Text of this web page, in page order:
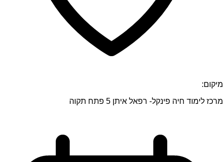
מיקום:
מרכז לימוד חיה פינקל- רפאל איתן 5 פתח תקוה